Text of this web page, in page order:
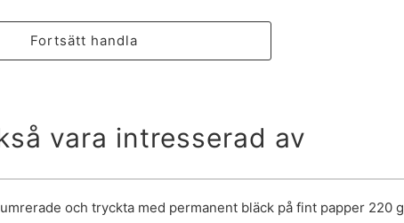
Fortsätt handla
vara intresserad av
och tryckta med permanent bläck på fint papper 220 g